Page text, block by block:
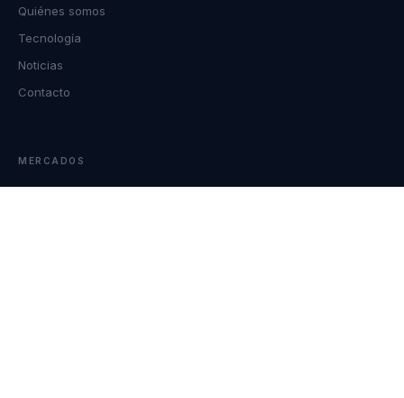
Quiénes somos
Tecnología
Noticias
Contacto
MERCADOS
Defensa